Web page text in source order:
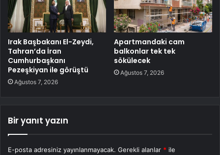
Irak Başbakanı El-Zeydi,
Tahran’da İran
Cumhurbaşkanı
Pezeşkiyan ile görüştü
Ağustos 7, 2026
Apartmandaki cam
balkonlar tek tek
sökülecek
Ağustos 7, 2026
Bir yanıt yazın
E-posta adresiniz yayınlanmayacak. Gerekli alanlar * ile